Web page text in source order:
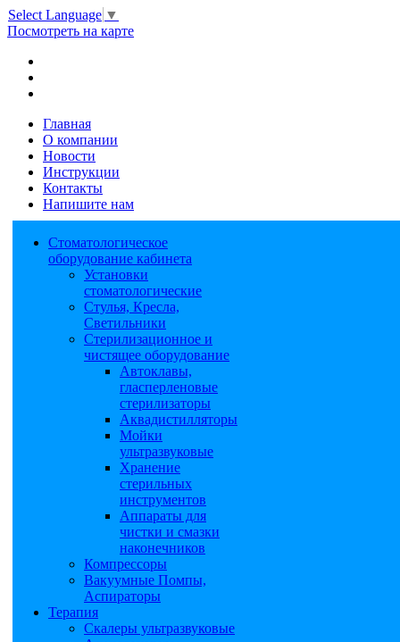
Select Language ▼
Посмотреть на карте
Главная
О компании
Новости
Инструкции
Контакты
Напишите нам
Стоматологическое
оборудование кабинета
Установки
стоматологические
Стулья, Кресла,
Светильники
Стерилизационное и
чистящее оборудование
Автоклавы,
гласперленовые
стерилизаторы
Аквадистилляторы
Мойки
ультразвуковые
Хранение
стерильных
инструментов
Аппараты для
чистки и смазки
наконечников
Компрессоры
Вакуумные Помпы,
Аспираторы
Терапия
Скалеры ультразвуковые